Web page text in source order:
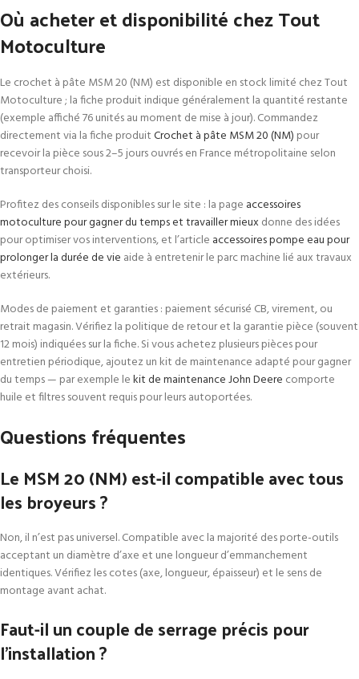
Où acheter et disponibilité chez Tout
Motoculture
Le crochet à pâte MSM 20 (NM) est disponible en stock limité chez Tout
Motoculture ; la fiche produit indique généralement la quantité restante
(exemple affiché 76 unités au moment de mise à jour). Commandez
directement via la fiche produitCrochet à pâte MSM 20 (NM) pour
recevoir la pièce sous 2–5 jours ouvrés en France métropolitaine selon
transporteur choisi.
Profitez des conseils disponibles sur le site : la page accessoires
motoculture pour gagner du temps et travailler mieux donne des idées
pour optimiser vos interventions, et l’article accessoires pompe eau pour
prolonger la durée de vie aide à entretenir le parc machine lié aux travaux
extérieurs.
Modes de paiement et garanties : paiement sécurisé CB, virement, ou
retrait magasin. Vérifiez la politique de retour et la garantie pièce (souvent
12 mois) indiquées sur la fiche. Si vous achetez plusieurs pièces pour
entretien périodique, ajoutez un kit de maintenance adapté pour gagner
du temps — par exemple lekit de maintenance John Deere comporte
huile et filtres souvent requis pour leurs autoportées.
Questions fréquentes
Le MSM 20 (NM) est-il compatible avec tous
les broyeurs ?
Non, il n’est pas universel. Compatible avec la majorité des porte-outils
acceptant un diamètre d’axe et une longueur d’emmanchement
identiques. Vérifiez les cotes (axe, longueur, épaisseur) et le sens de
montage avant achat.
Faut-il un couple de serrage précis pour
l’installation ?